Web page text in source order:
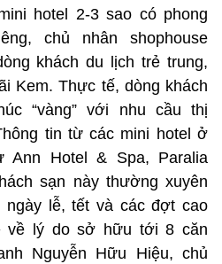
hotel 2-3 sao có phong
chủ nhân shophouse
khách du lịch trẻ trung,
Kem. Thực tế, dòng khách
“vàng” với nhu cầu thị
tin từ các mini hotel ở
Ann Hotel & Spa, Paralia
sạn này thường xuyên
ngày lễ, tết và các đợt cao
về lý do sở hữu tới 8 căn
Nguyễn Hữu Hiệu, chủ